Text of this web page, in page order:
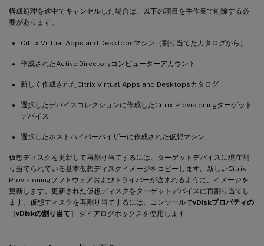
構成処理を途中でキャンセルした場合は、以下の項目を手作業で削除する必
要があります。
Citrix Virtual Apps and Desktopsマシン（割り当てたカタログから）
作成されたActive Directoryコンピューターアカウント
新しく作成されたCitrix Virtual Apps and Desktopsカタログ
選択したデバイスコレクションに作成したCitrix Provisioningターゲット
デバイス
選択したホストハイパーバイザーに作成された仮想マシン
仮想ディスクを更新して再割り当てするには、ターゲットデバイスに現在割
り当てられている基本仮想ディスクイメージをコピーします。新しいCitrix
Provisioningソフトウェアおよびドライバーが含まれるように、イメージを
更新します。更新された仮想ディスクをターゲットデバイスに再割り当てし
ます。仮想ディスクを再割り当てするには、コンソールでvDiskプロパティの
［vDiskの割り当て］
ダイアログボックスを使用します。